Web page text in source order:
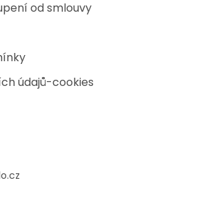
od smlouvy
údajů-cookies